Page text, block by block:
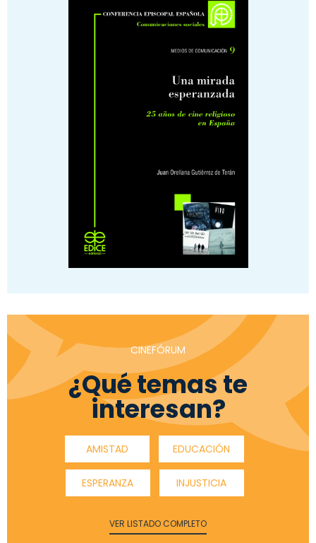
CINEFÓRUM
¿Qué temas te
interesan?
AMISTAD EDUCACIÓN
ESPERANZA INJUSTICIA
VER LISTADO COMPLETO